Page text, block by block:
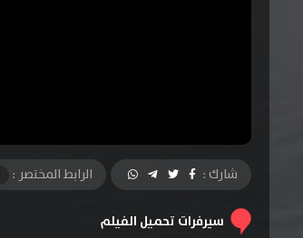
شارك : الرابط المختصر :
سيرفرات تحميل الفيلم